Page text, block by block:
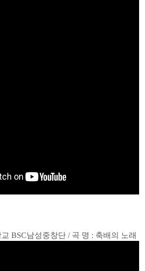
BSC남성중창단 / 곡 명 : 축배의 노래